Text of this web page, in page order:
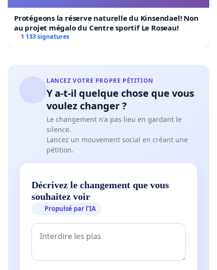
Protégeons la réserve naturelle du Kinsendael! Non
au projet mégalo du Centre sportif Le Roseau!
1 133 signatures
LANCEZ VOTRE PROPRE PÉTITION
Y a-t-il quelque chose que vous
voulez changer ?
Le changement n'a pas lieu en gardant le
silence.
Lancez un mouvement social en créant une
pétition.
Décrivez le changement que vous
souhaitez voir
Propulsé par l’IA